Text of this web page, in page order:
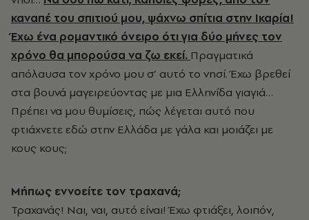
καναπέ του σπιτιού μου, ψάχνω σπίτια στην Ικαρία!
Έχω ένα ρομαντικό όνειρο ότι για δύο μήνες τον
χρόνο θα μπορούσα να ζω εκεί. Πραγματικά
απόλαυσα τον χρόνο μου σ’ αυτό το νησί. Έχω βρεθεί
στα βουνά μαγειρεύοντας με μια Ελληνίδα γιαγιά…
Πρέπει να μου θυμίσεις, πώς λέγεται αυτό που
φτιάχνετε εδώ στην Ελλάδα με γάλα και μοιάζει με
κους κους;
Μήπως εννοείτε τον τραχανά;
Τραχανάς! Ναι, ναι, αυτό είναι! Έχω φτιάξει, λοιπόν,